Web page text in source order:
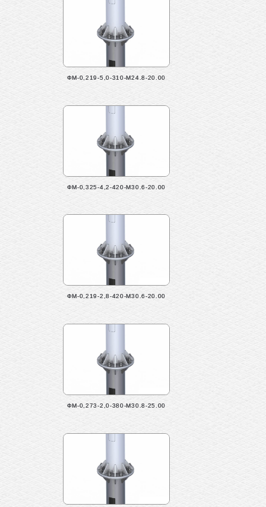
ФМ-0,219-5,0-310-М24.8-20.00
ФМ-0,325-4,2-420-М30.6-20.00
ФМ-0,219-2,8-420-М30.6-20.00
ФМ-0,273-2,0-380-М30.8-25.00